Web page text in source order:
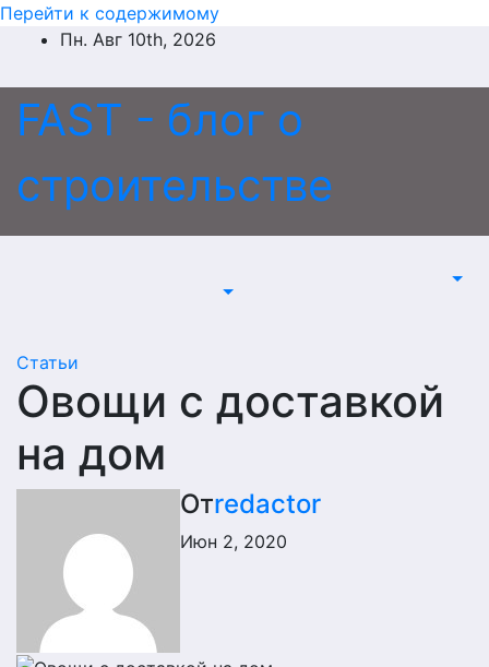
Перейти к содержимому
Пн. Авг 10th, 2026
FAST - блог о
строительстве
Статьи
Овощи с доставкой
на дом
Отredactor
Июн 2, 2020